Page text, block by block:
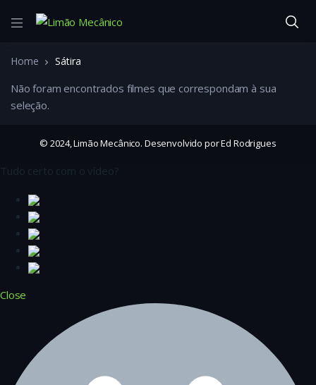
Home Sátira
Não foram encontrados filmes que correspondam à sua
seleção.
© 2024, Limão Mecânico. Desenvolvido por Ed Rodrigues
Tudo certo com o vídeo?
Close